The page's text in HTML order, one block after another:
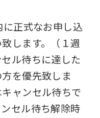
正式なお申し込
します。（１週
ル待ちに達した
を優先致しま
ャンセル待ちで
セル待ち解除時